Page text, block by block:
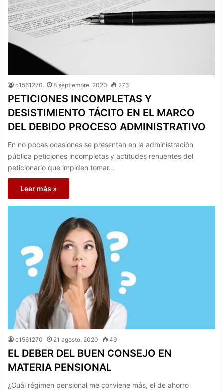
c1561270 8 septiembre, 2020 276
PETICIONES INCOMPLETAS Y
DESISTIMIENTO TÁCITO EN EL MARCO
DEL DEBIDO PROCESO ADMINISTRATIVO
En no pocas ocasiones se presentan en la administración
pública peticiones incompletas y actitudes renuentes del
peticionario que impiden tomar…
Leer más »
c1561270 21 agosto, 2020 49
EL DEBER DEL BUEN CONSEJO EN
MATERIA PENSIONAL
¿Cuál régimen pensional me conviene más, el de ahorro